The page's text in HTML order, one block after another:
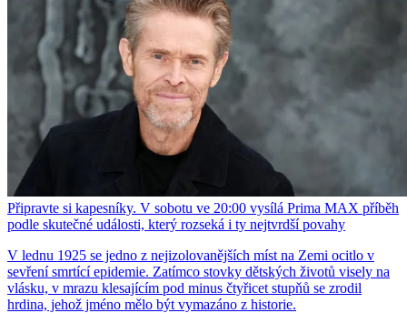
Připravte si kapesníky. V sobotu ve 20:00 vysílá Prima MAX příběh
podle skutečné události, který rozseká i ty nejtvrdší povahy
V lednu 1925 se jedno z nejizolovanějších míst na Zemi ocitlo v
sevření smrtící epidemie. Zatímco stovky dětských životů visely na
vlásku, v mrazu klesajícím pod minus čtyřicet stupňů se zrodil
hrdina, jehož jméno mělo být vymazáno z historie.